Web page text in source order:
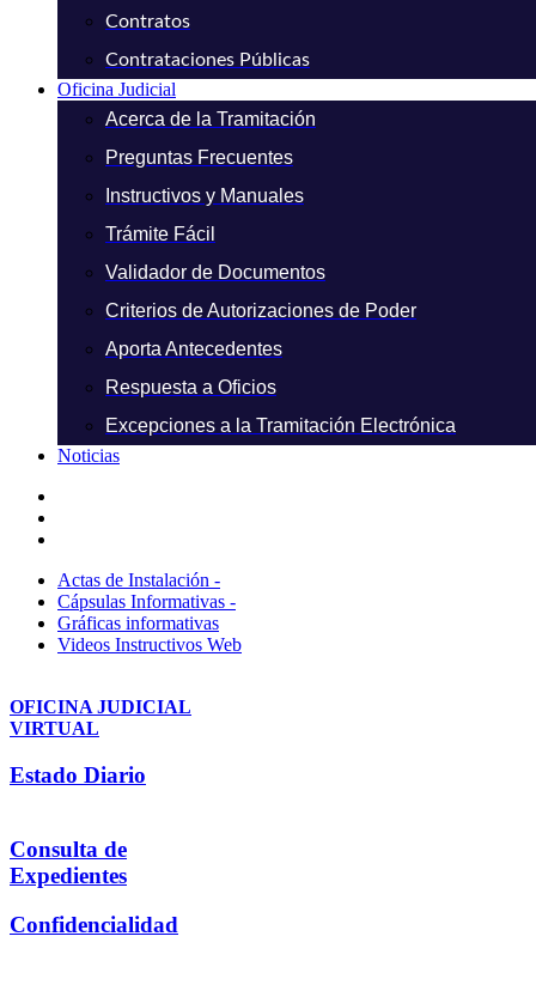
Contratos
Contrataciones Públicas
Oficina Judicial
Acerca de la Tramitación
Preguntas Frecuentes
Instructivos y Manuales
Trámite Fácil
Validador de Documentos
Criterios de Autorizaciones de Poder
Aporta Antecedentes
Respuesta a Oficios
Excepciones a la Tramitación Electrónica
Noticias
Actas de Instalación -
Cápsulas Informativas -
Gráficas informativas
Videos Instructivos Web
OFICINA JUDICIAL
VIRTUAL
Estado Diario
Consulta de
Expedientes
Confidencialidad